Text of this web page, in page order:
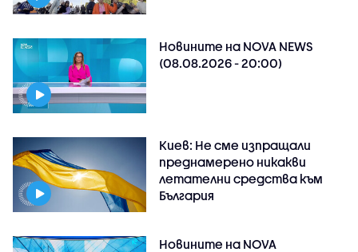
Новините на NOVA NEWS
(08.08.2026 - 20:00)
Киев: Не сме изпращали
преднамерено никакви
летателни средства към
България
Новините на NOVA